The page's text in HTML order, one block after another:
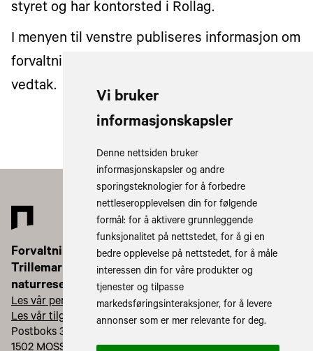
Vi bruker
informasjonskapsler
Denne nettsiden bruker
informasjonskapsler og andre
sporingsteknologier for å forbedre
nettleseropplevelsen din for følgende
formål: for å aktivere grunnleggende
funksjonalitet på nettstedet, for å gi en
bedre opplevelse på nettstedet, for å måle
interessen din for våre produkter og
tjenester og tilpasse
markedsføringsinteraksjoner, for å levere
annonser som er mer relevante for deg.
styret og har kontorsted i Rollag.
I menyen til venstre publiseres informasjon om
forvaltningsstyret, møtedokumenter og
vedtak.
Forvaltningsstyret for
Trillemarka-Rollagsfjell
naturreservat
Les vår personvernerklæring
Les vår tilgjengelighetserklæring
Postboks 325
1502 MOSS